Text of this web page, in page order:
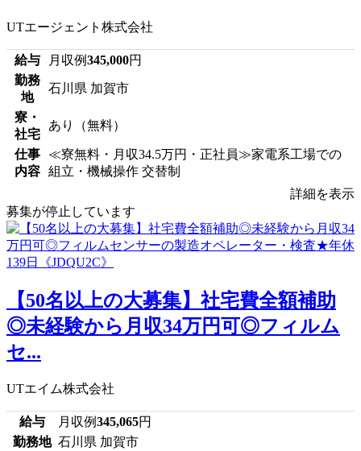
UTエージェント株式会社
給与 月収例345,000円
勤務
地
石川県 加賀市
寮・
社宅
あり（無料）
仕事
内容
≪寮無料・月収34.5万円・正社員≫家電系工場での
組立・機械操作 交替制
詳細を表示
募集が停止しています
【50名以上の大募集】社宅費全額補助
◎未経験から月収34万円可◎フィルム
セ...
UTエイム株式会社
給与 月収例345,065円
勤務地 石川県 加賀市